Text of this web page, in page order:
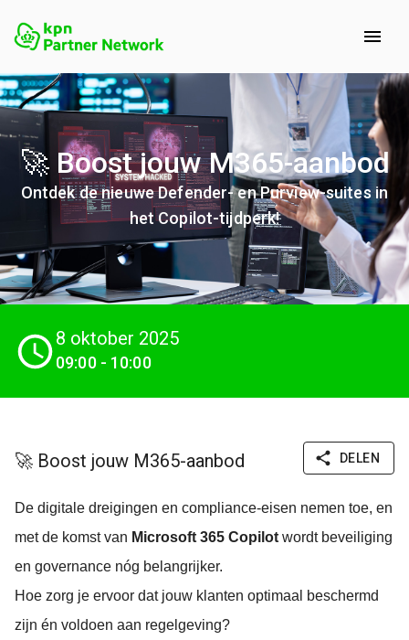
🚀 Boost jouw M365-aanbod
Ontdek de nieuwe Defender- en Purview-suites in
het Copilot-tijdperk!
8 oktober 2025
09:00- 10:00
🚀 Boost jouw M365-aanbod DELEN
De digitale dreigingen en compliance-eisen nemen toe, en
met de komst van Microsoft 365 Copilot wordt beveiliging
en governance nóg belangrijker.
Hoe zorg je ervoor dat jouw klanten optimaal beschermd
zijn én voldoen aan regelgeving?